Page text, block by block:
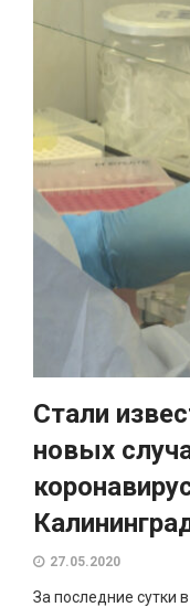
Стали
новых
27.05.2020
За последние сутки